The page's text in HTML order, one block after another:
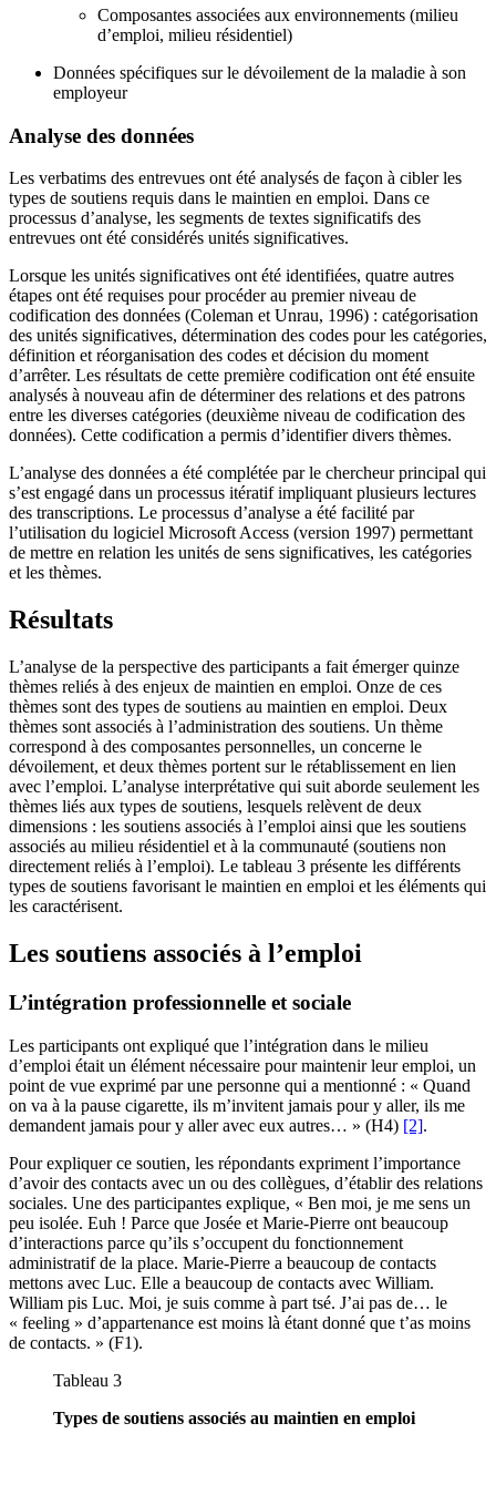
Composantes associées aux environnements (milieu
d’emploi, milieu résidentiel)
Données spécifiques sur le dévoilement de la maladie à son
employeur
Analyse des données
Les verbatims des entrevues ont été analysés de façon à cibler les
types de soutiens requis dans le maintien en emploi. Dans ce
processus d’analyse, les segments de textes significatifs des
entrevues ont été considérés unités significatives.
Lorsque les unités significatives ont été identifiées, quatre autres
étapes ont été requises pour procéder au premier niveau de
codification des données (Coleman et Unrau, 1996) : catégorisation
des unités significatives, détermination des codes pour les catégories,
définition et réorganisation des codes et décision du moment
d’arrêter. Les résultats de cette première codification ont été ensuite
analysés à nouveau afin de déterminer des relations et des patrons
entre les diverses catégories (deuxième niveau de codification des
données). Cette codification a permis d’identifier divers thèmes.
L’analyse des données a été complétée par le chercheur principal qui
s’est engagé dans un processus itératif impliquant plusieurs lectures
des transcriptions. Le processus d’analyse a été facilité par
l’utilisation du logiciel Microsoft Access (version 1997) permettant
de mettre en relation les unités de sens significatives, les catégories
et les thèmes.
Résultats
L’analyse de la perspective des participants a fait émerger quinze
thèmes reliés à des enjeux de maintien en emploi. Onze de ces
thèmes sont des types de soutiens au maintien en emploi. Deux
thèmes sont associés à l’administration des soutiens. Un thème
correspond à des composantes personnelles, un concerne le
dévoilement, et deux thèmes portent sur le rétablissement en lien
avec l’emploi. L’analyse interprétative qui suit aborde seulement les
thèmes liés aux types de soutiens, lesquels relèvent de deux
dimensions : les soutiens associés à l’emploi ainsi que les soutiens
associés au milieu résidentiel et à la communauté (soutiens non
directement reliés à l’emploi). Le tableau 3 présente les différents
types de soutiens favorisant le maintien en emploi et les éléments qui
les caractérisent.
Les soutiens associés à l’emploi
L’intégration professionnelle et sociale
Les participants ont expliqué que l’intégration dans le milieu
d’emploi était un élément nécessaire pour maintenir leur emploi, un
point de vue exprimé par une personne qui a mentionné : « Quand
on va à la pause cigarette, ils m’invitent jamais pour y aller, ils me
demandent jamais pour y aller avec eux autres… » (H4) [2].
Pour expliquer ce soutien, les répondants expriment l’importance
d’avoir des contacts avec un ou des collègues, d’établir des relations
sociales. Une des participantes explique, « Ben moi, je me sens un
peu isolée. Euh ! Parce que Josée et Marie-Pierre ont beaucoup
d’interactions parce qu’ils s’occupent du fonctionnement
administratif de la place. Marie-Pierre a beaucoup de contacts
mettons avec Luc. Elle a beaucoup de contacts avec William.
William pis Luc. Moi, je suis comme à part tsé. J’ai pas de… le
« feeling » d’appartenance est moins là étant donné que t’as moins
de contacts. » (F1).
Tableau 3
Types de soutiens associés au maintien en emploi